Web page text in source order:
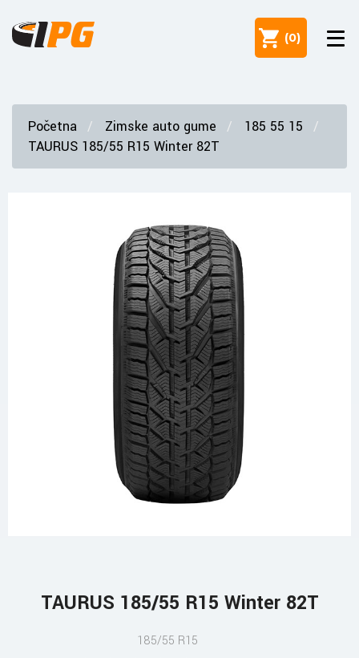
(0)
Početna Zimske auto gume
185 55 15
TAURUS 185/55 R15 Winter 82T
TAURUS 185/55 R15 Winter 82T
185/55 R15